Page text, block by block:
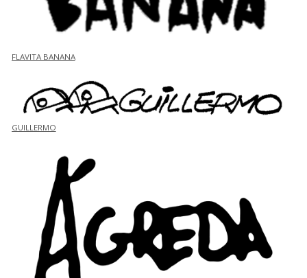
FLAVITA BANANA
GUILLERMO